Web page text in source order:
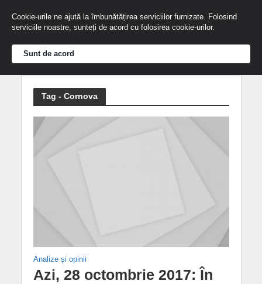
Tag - Cornova
Analize și opinii
Azi, 28 octombrie 2017: În
Cookie-urile ne ajută la îmbunătățirea serviciilor furnizate. Folosind
serviciile noastre, sunteți de acord cu folosirea cookie-urilor.
Sunt de acord